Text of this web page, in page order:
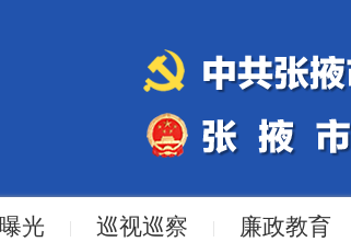
光 | 巡视巡察 | 廉政教育